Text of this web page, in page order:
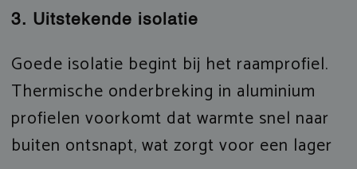
3. Uitstekende isolatie
Goede isolatie begint bij het raamprofiel.
Thermische onderbreking in aluminium
profielen voorkomt dat warmte snel naar
buiten ontsnapt, wat zorgt voor een lager